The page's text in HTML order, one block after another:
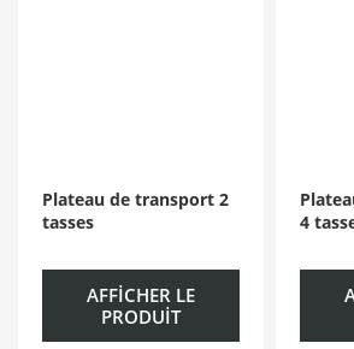
Plateau de transport 2
tasses
AFFICHER LE
PRODUIT
4